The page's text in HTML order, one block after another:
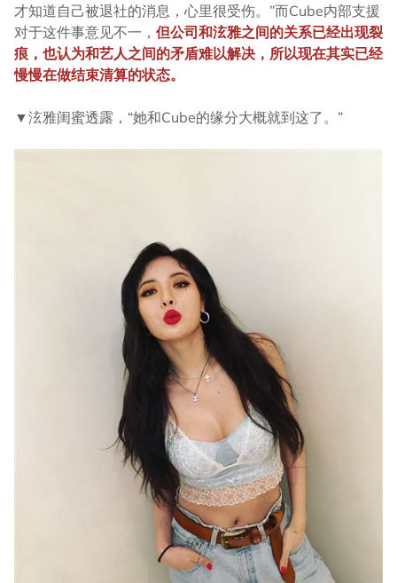
才知道自己被退社的消息，心里很受伤。”而Cube内部支援
对于这件事意见不一， 但公司和泫雅之间的关系已经出现裂
痕，也认为和艺人之间的矛盾难以解决，所以现在其实已经
慢慢在做结束清算的状态。
▼泫雅闺蜜透露，“她和Cube的缘分大概就到这了。”